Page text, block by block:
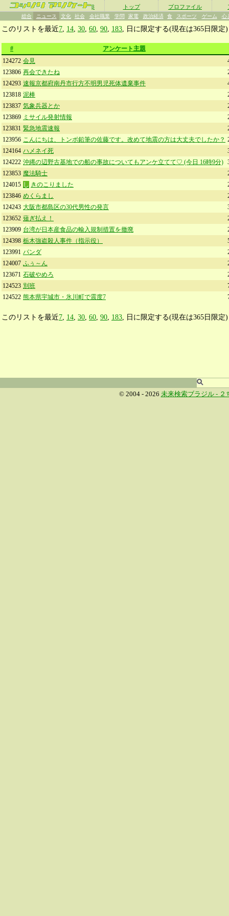
β トップ プロファイル
総合 ニュース 文化 社会 会社職業 学問 家電 政治経済 食 スポーツ ゲーム 心
このリストを最近7 14 30 60 90 183 , 日に限定する(現在は365日限定
#
アンケート主題
124272 会見
123806 再会できたね
124293 速報京都府南丹市行方不明男児死体遺棄事件
123818 泥棒
123837 気象兵器とか
123869 ミサイル発射情報
123831 緊急地震速報
123956 こんにちは、トンボ鉛筆の佐藤です。改めて地震の方は大丈夫でしたか？
124164 ハメネイ死
124222 沖縄の辺野古基地での船の事故についてもアンケ立てて♡ (今日 16時9分)
123853 魔法騎士
124015 し きのこりました
123846 めくらまし
124243 大阪市都島区の30代男性の発言
123652 薙ぎ払え！
123909 台湾が日本産食品の輸入規制措置を撤廃
124398 栃木強盗殺人事件（指示役）
123991 パンダ
124007 ふぅ～ん
123671 石破やめろ
124523 別班
124522 熊本県宇城市・氷川町で震度7
このリストを最近7 14 30 60 90 183 , 日に限定する(現在は365日限定
© 2004 - 2026 未来検索ブラジル - ２